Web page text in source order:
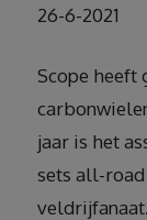
26-6-2021
Scope heeft
jaar is het
sets all-